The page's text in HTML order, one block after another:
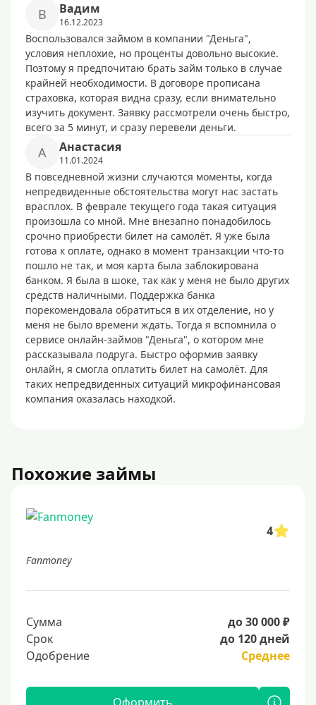
В Вадим
16.12.2023
Воспользовался займом в компании "Деньга",
условия неплохие, но проценты довольно высокие.
Поэтому я предпочитаю брать займ только в случае
крайней необходимости. В договоре прописана
страховка, которая видна сразу, если внимательно
изучить документ. Заявку рассмотрели очень быстро,
всего за 5 минут, и сразу перевели деньги.
А Анастасия
11.01.2024
В повседневной жизни случаются моменты, когда
непредвиденные обстоятельства могут нас застать
врасплох. В феврале текущего года такая ситуация
произошла со мной. Мне внезапно понадобилось
срочно приобрести билет на самолёт. Я уже была
готова к оплате, однако в момент транзакции что-то
пошло не так, и моя карта была заблокирована
банком. Я была в шоке, так как у меня не было других
средств наличными. Поддержка банка
порекомендовала обратиться в их отделение, но у
меня не было времени ждать. Тогда я вспомнила о
сервисе онлайн-займов "Деньга", о котором мне
рассказывала подруга. Быстро оформив заявку
онлайн, я смогла оплатить билет на самолёт. Для
таких непредвиденных ситуаций микрофинансовая
компания оказалась находкой.
Похожие займы
4
Fanmoney
Сумма
до 30 000 ₽
Срок
до 120 дней
Одобрение
Среднее